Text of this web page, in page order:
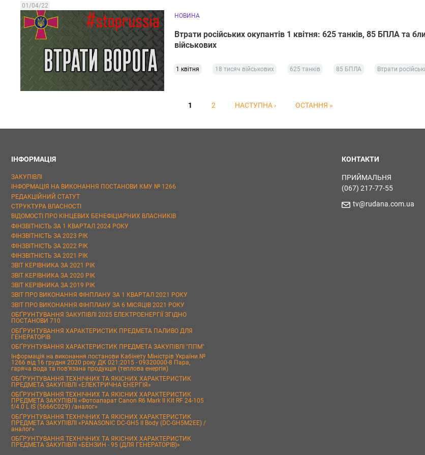
01/04/22
НОВИНА
Втрати російських окупантів 1 квітня: 625 танків, 85 БПЛА та
військових
1 квітня 18 тисяч військових 625 танків 85 БПЛА Втрати
1 2 НАСТУПНА › ОСТАННЯ »
ІНФОРМАЦІЯ
ЗАКУПІВЛІ
ІНФОРМАЦІЯ НА ВИКОНАННЯ ПОСТАНОВИ КМУ № 1266
РЕДАКЦІЙНИЙ СТАТУТ
СТРУКТУРА ВЛАСНОСТІ
ВІДОМОСТІ ПРО КІНЦЕВИХ БЕНЕФІЦІАРНИХ ВЛАСНИКІВ
ФІНЗВІТНІСТЬ ЗА 1 КВАРТАЛ 2024 РОКУ
ФІНЗВІТНІСТЬ ЗА 2023 РІК
ФІНЗВІТНІСТЬ ЗА 2022 РІК
ФІНЗВІТНІСТЬ ЗА 2021 РІК
ЗВІТ КЕРІВНИКА ЗА 2021 РІК
ЗВІТ КЕРІВНИКА ЗА 2020 РІК
ЗВІТ КЕРІВНИКА ЗА 2019 РІК
ЗВІТ ПРО ВИКОНАННЯ ФІНПЛАНУ ЗА 1 КВАРТАЛ 2021 РОКУ
ЗВІТ ПРО ВИКОНАННЯ ФІНПЛАНУ ЗА 6 МІСЯЦІВ 2021 РОКУ
ОБҐРУНТУВАННЯ ЗАКУПІВЛІ 2025 ЕЛЕКТРОЕНЕРГІЇ ЗГІДНО
ПОСТАНОВИ 710
ОБҐРУНТУВАННЯ ХАРАКТЕРИСТИК ПРЕДМЕТА ПАЛИВО ДЛЯ
ГЕНЕРАТОРІВ
ОБҐРУНТУВАННЯ ХАРАКТЕРИСТИК ПРЕДМЕТА ЗАКУПІВЛІ "ППМ"
Інформація на виконання постанови Кабінету Міністрів України №
1266 від 16 грудня 2020 року ДК 021:2015 - 09320000-8 Пара,
гаряча вода та пов’язана продукція (теплова енергія)
ОБҐРУНТУВАННЯ ТЕХНІЧНИХ ТА ЯКІСНИХ ХАРАКТЕРИСТИК
ПРЕДМЕТА ЗАКУПІВЛІ «ЕЛЕКТРИЧНА ЕНЕРГІЯ»
ОБҐРУНТУВАННЯ ТЕХНІЧНИХ ТА ЯКІСНИХ ХАРАКТЕРИСТИК
ПРЕДМЕТА ЗАКУПІВЛІ «Фотоапарат Canon R6 Mark II Kit RF 24-105
f/4.0 L IS (5666C029) /аналог»
ОБҐРУНТУВАННЯ ТЕХНІЧНИХ ТА ЯКІСНИХ ХАРАКТЕРИСТИК
ПРЕДМЕТА ЗАКУПІВЛІ «PANASONIC DC-GH5 II Body (DC-GH5M2EE) /
аналог»
ОБҐРУНТУВАННЯ ТЕХНІЧНИХ ТА ЯКІСНИХ ХАРАКТЕРИСТИК
ПРЕДМЕТА ЗАКУПІВЛІ «БЕНЗИН - 95 (ДЛЯ ГЕНЕРАТОРІВ)»
КОНТАКТИ
ПРИЙМАЛЬНЯ
(067) 217-77-55
tv@rudana.com.ua